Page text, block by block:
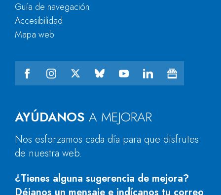
AYÚDANOS A MEJORAR
Nos esforzamos cada día para que disfrutes
de nuestra web.
¿Tienes alguna sugerencia de mejora?
Guía de navegación
Accesibilidad
Mapa web